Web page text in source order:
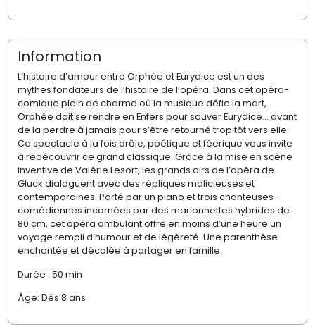
Information
L’histoire d’amour entre Orphée et Eurydice est un des
mythes fondateurs de l’histoire de l’opéra. Dans cet opéra-
comique plein de charme où la musique défie la mort,
Orphée doit se rendre en Enfers pour sauver Eurydice… avant
de la perdre à jamais pour s’être retourné trop tôtvers elle.
Ce spectacle à la fois drôle, poétique et féerique vous invite
à redécouvrir ce grand classique. Grâce à la mise en scène
inventive de Valérie Lesort, les grands airs de l’opéra de
Gluck dialoguent avec des répliques malicieuses et
contemporaines. Porté par un piano et trois chanteuses-
comédiennes incarnées par des marionnettes hybrides de
80 cm, cetopéra ambulantoffre en moins d’une heure un
voyage rempli d’humour etde légèreté. Une parenthèse
enchantée et décalée à partageren famille.
Durée : 50 min
Âge: Dès 8 ans